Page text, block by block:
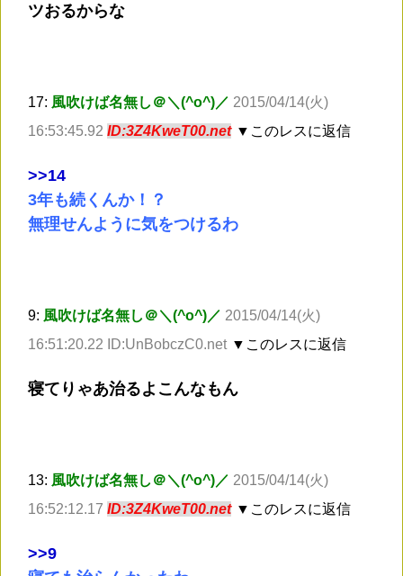
ツおるからな
17: 風吹けば名無し＠＼(^o^)／ 2015/04/14(火)
16:53:45.92 ID:3Z4KweT00.net ▼このレスに返信
>>14
3年も続くんか！？
無理せんように気をつけるわ
9: 風吹けば名無し＠＼(^o^)／ 2015/04/14(火)
16:51:20.22 ID:UnBobczC0.net ▼このレスに返信
寝てりゃあ治るよこんなもん
13: 風吹けば名無し＠＼(^o^)／ 2015/04/14(火)
16:52:12.17 ID:3Z4KweT00.net ▼このレスに返信
>>9